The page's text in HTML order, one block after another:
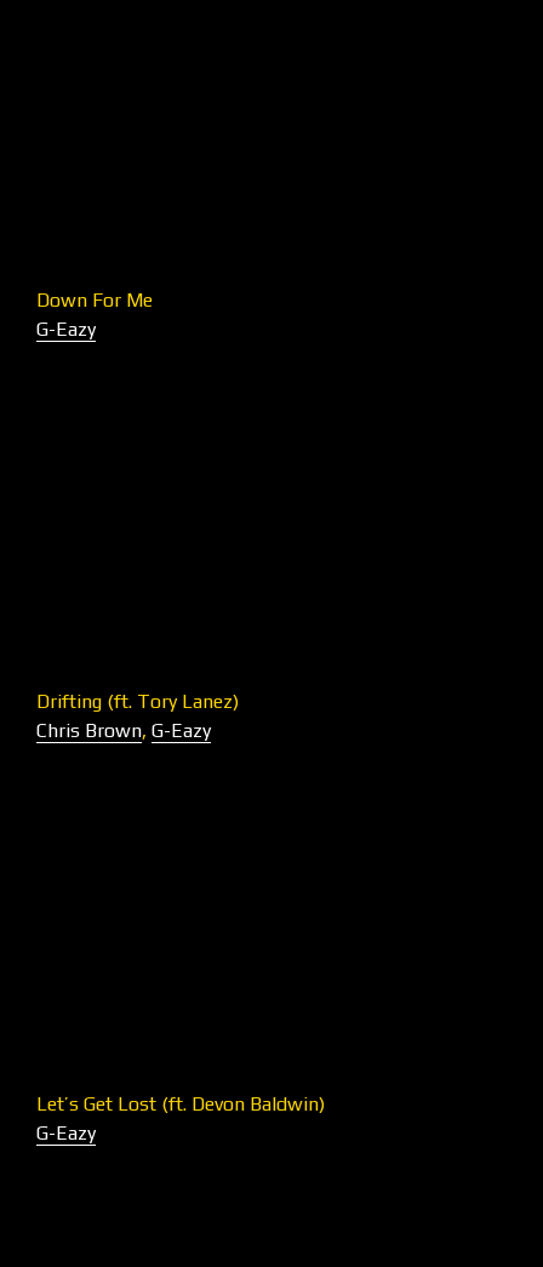
Down For Me
G-Eazy
Drifting (ft. Tory Lanez)
Chris Brown, G-Eazy
Let’s Get Lost (ft. Devon Baldwin)
G-Eazy